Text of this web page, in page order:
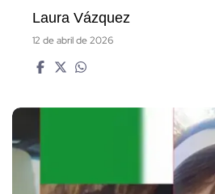
Laura Vázquez
12 de abril de 2026